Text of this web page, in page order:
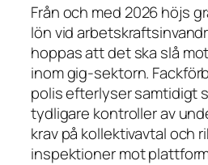
Från och med 2026 höjs
lön vid
hoppas att det ska slå
inom gig-sektorn.
polis efterlyser samtidigt
tydligare kontroller av
krav på kollektiv­avtal och
inspektioner mot